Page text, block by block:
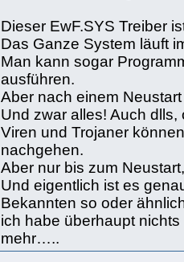
Dieser EwF.SYS Treiber
Das Ganze System läuft
Man kann sogar
ausführen.
Aber nach einem
Und zwar alles! Auch
Viren und Trojaner
nachgehen.
Aber nur bis zum
Und eigentlich ist es
Bekannten so oder
ich habe überhaupt
mehr…..